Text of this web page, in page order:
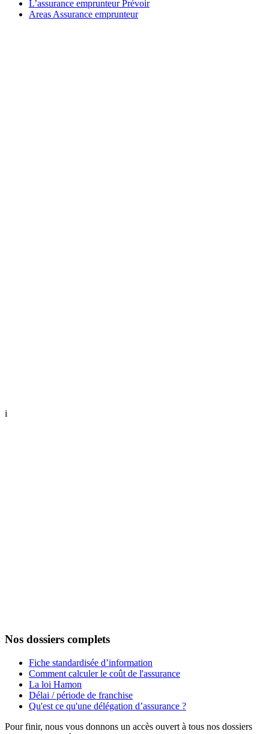
L’assurance emprunteur Prévoir
Areas Assurance emprunteur
i
Nos dossiers complets
Fiche standardisée d’information
Comment calculer le coût de l'assurance
La loi Hamon
Délai / période de franchise
Qu'est ce qu'une délégation d’assurance ?
Pour finir, nous vous donnons un accès ouvert à tous nos dossiers